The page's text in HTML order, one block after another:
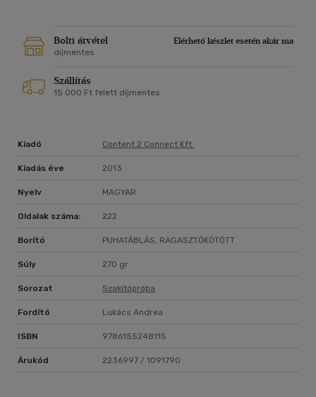
Bolti átvétel
Elérhető készlet esetén akár ma
díjmentes
Szállítás
15 000 Ft felett díjmentes
Kiadó Content 2 Connect Kft.
Kiadás éve 2013
Nyelv MAGYAR
Oldalak száma: 222
Borító PUHATÁBLÁS, RAGASZTÓKÖTÖTT
Súly 270 gr
Sorozat Szakítópróba
Fordító Lukács Andrea
ISBN 9786155248115
Árukód 2236997 / 1091790